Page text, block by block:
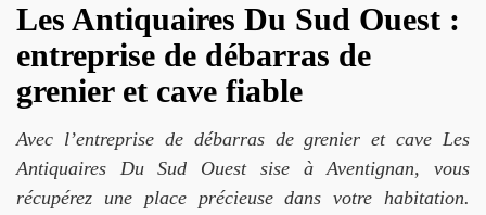
Les Antiquaires Du Sud Ouest :
entreprise de débarras de
grenier et cave fiable
Avec l’entreprise de débarras de grenier et cave Les
Antiquaires Du Sud Ouest sise à Aventignan, vous
récupérez une place précieuse dans votre habitation.